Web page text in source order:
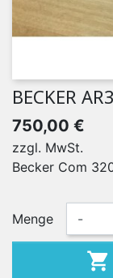
BECKER
750,00 €
zzgl. MwSt.
Becker Com
Menge -
